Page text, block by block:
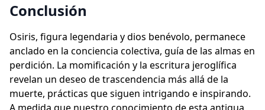
Conclusión
Osiris, figura legendaria y dios benévolo, permanece
anclado en la conciencia colectiva, guía de las almas en
perdición. La momificación y la escritura jeroglífica
revelan un deseo de trascendencia más allá de la
muerte, prácticas que siguen intrigando e inspirando.